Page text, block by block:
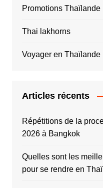
Promotions Thaïlande
Thai lakhorns
Voyager en Thaïlande
Articles récents
Répétitions de la
2026 à Bangkok
Quelles sont les
pour se rendre en